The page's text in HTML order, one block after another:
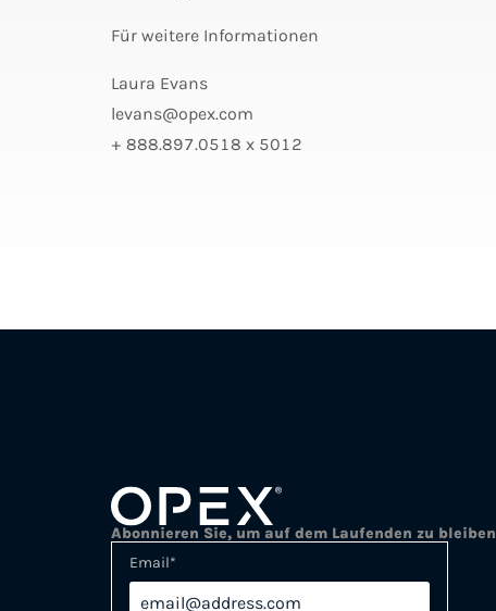
Für weitere Informationen
Laura Evans
levans@opex.com
+ 888.897.0518 x 5012
Abonnieren Sie, um auf dem Laufenden zu bleiben
Email*